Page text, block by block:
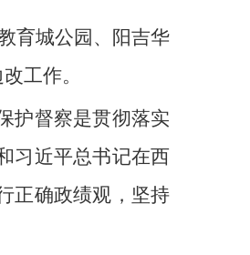
育城公园、阳吉华
工作。
护督察是贯彻落实
习近平总书记在西
正确政绩观，坚持